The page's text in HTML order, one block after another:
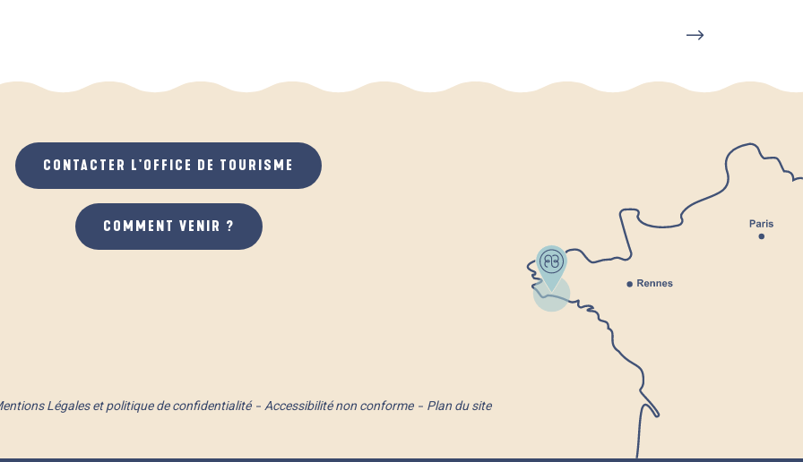
D'UN PORT À
CONTACTER L'OFFICE DE TOURISME
COMMENT VENIR ?
Légales et politique de confidentialité Accessibilité non conforme
Plan du site